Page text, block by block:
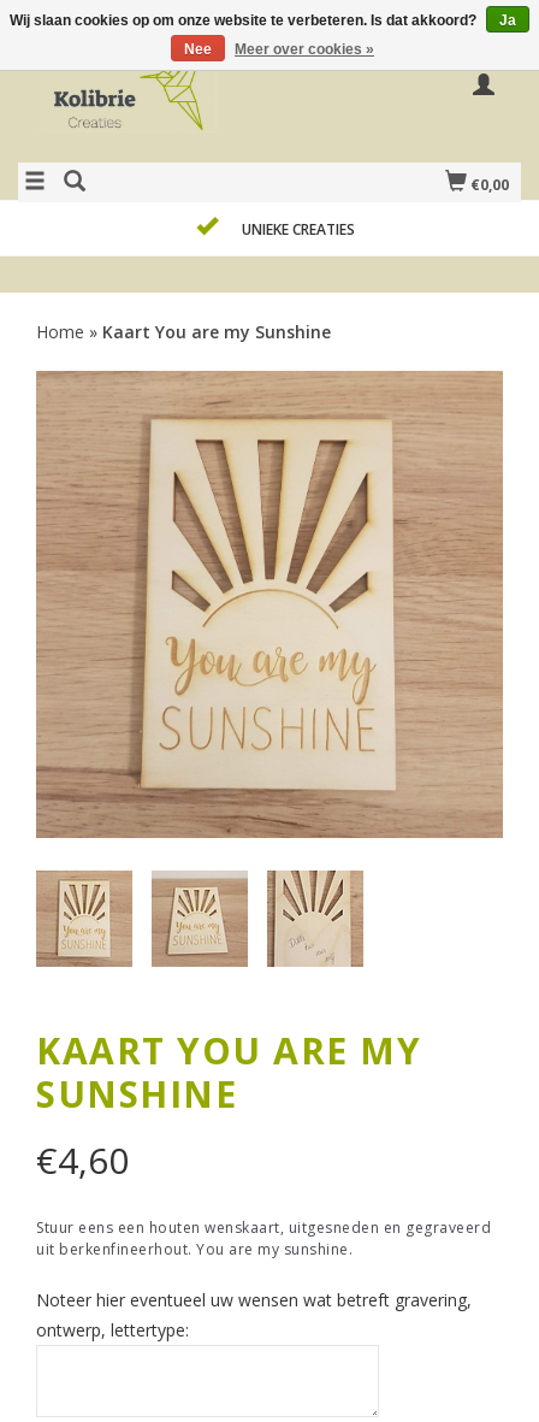
€0,00
UNIEKE CREATIES
Home » Kaart You are my Sunshine
KAART YOU ARE MY
SUNSHINE
€4,60
Stuur eens een houten wenskaart, uitgesneden en gegraveerd
uit berkenfineerhout. You are my sunshine.
Noteer hier eventueel uw wensen wat betreft gravering,
ontwerp, lettertype:
Wij slaan cookies op om onze website te verbeteren. Is dat akkoord?
Ja
Nee
Meer over cookies »